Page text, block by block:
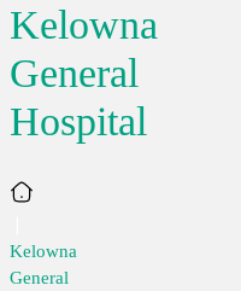
Kelowna
General
Hospital
Home
Kelowna
General